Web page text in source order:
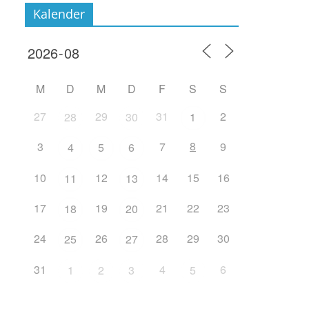
Kalender
M D M D F S
S
27
28 29 30 31 1
2
3
4 5 6 7 8
9
10
11 12 13 14 15
16
17
18 19 20 21 22
23
24
25 26 27 28 29
30
31
1 2 3 4 5 6